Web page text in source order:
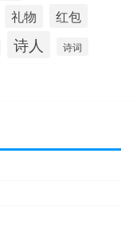
礼物 红包
诗人 诗词